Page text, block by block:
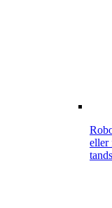
eller